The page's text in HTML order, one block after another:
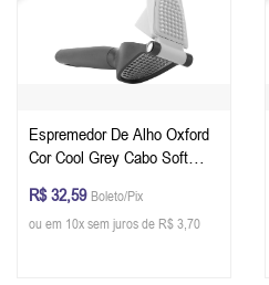
Espremedor De Alho Oxford
Cor Cool Grey Cabo Soft
R$ 32,59 Boleto/Pix
ou em 10x sem juros de R$ 3,70